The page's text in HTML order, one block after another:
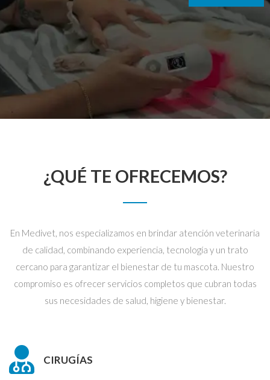
¿QUÉ TE OFRECEMOS?
En Medivet, nos especializamos en brindar atención veterinaria
de calidad, combinando experiencia, tecnología y un trato
cercano para garantizar el bienestar de tu mascota. Nuestro
compromiso es ofrecer servicios completos que cubran todas
sus necesidades de salud, higiene y bienestar.
CIRUGÍAS